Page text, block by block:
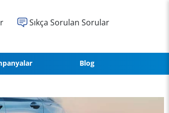
Sıkça Sorulan Sorular
Blog